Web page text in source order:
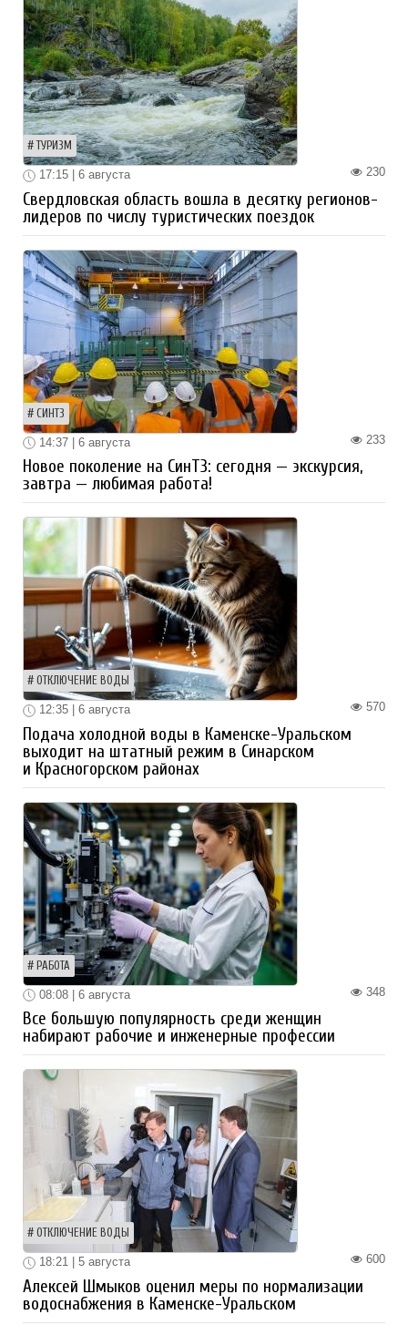
ТУРИЗМ
230
17:15 | 6 августа
Свердловская область вошла в десятку регионов-
лидеров по числу туристических поездок
СИНТЗ
233
14:37 | 6 августа
Новое поколение на СинТЗ: сегодня — экскурсия,
завтра — любимая работа!
ОТКЛЮЧЕНИЕ ВОДЫ
570
12:35 | 6 августа
Подача холодной воды в Каменске-Уральском
выходит на штатный режим в Синарском
и Красногорском районах
РАБОТА
348
08:08 | 6 августа
Все большую популярность среди женщин
набирают рабочие и инженерные профессии
ОТКЛЮЧЕНИЕ ВОДЫ
600
18:21 | 5 августа
Алексей Шмыков оценил меры по нормализации
водоснабжения в Каменске-Уральском